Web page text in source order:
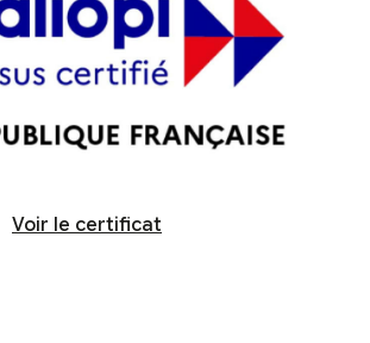
Voir le certificat